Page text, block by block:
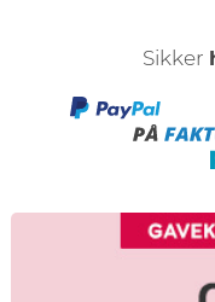
Sikker